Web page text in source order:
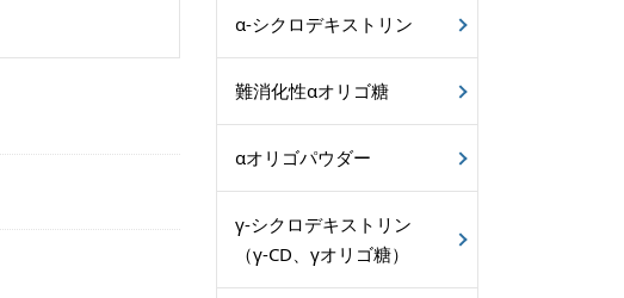
α-シクロデキストリン
難消化性αオリゴ糖
αオリゴパウダー
γ-シクロデキストリン
（γ-CD、γオリゴ糖）